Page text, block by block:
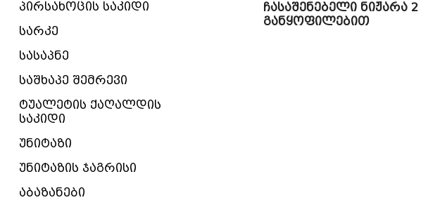
პირსახოცის საკიდი
სარკე
სასაპნე
საშხაპე შემრევი
ტუალეტის ქაღალდის
საკიდი
უნიტაზი
უნიტაზის ჯაგრისი
აბაზანები
ჩასაშენებელი ნიჟარა 2
განყოფილებით